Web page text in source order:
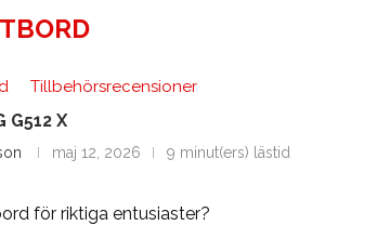
Tillbehörsrecensioner
G512 X
maj 12, 2026 9 minut(ers) lästid
för riktiga entusiaster?